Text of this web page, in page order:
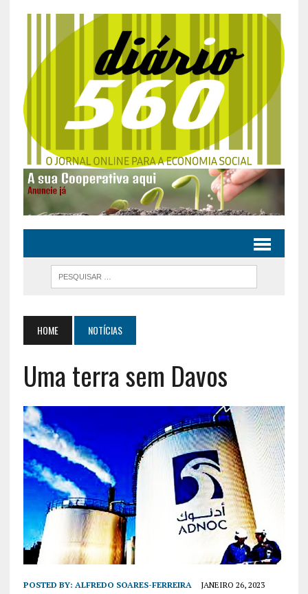
HOME NOTÍCIAS
Uma terra sem Davos
POSTED BY: ALFREDO SOARES-FERREIRA JANEIRO 26, 2023